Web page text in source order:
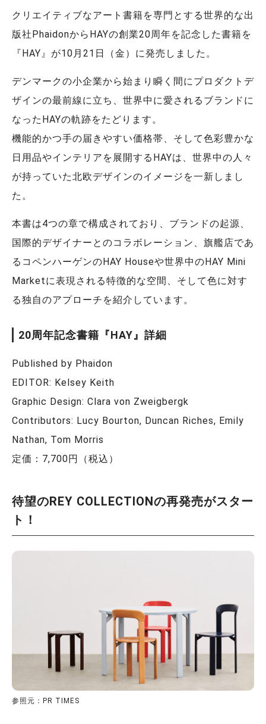
クリエイティブなアート書籍を専門とする世界的な出
版社PhaidonからHAYの創業20周年を記念した書籍を
『HAY』が10月21日（金）に発売しました。
デンマークの小企業から始まり瞬く間にプロダクトデ
ザインの最前線に立ち、世界中に愛されるブランドに
なったHAYの軌跡をたどります。
機能的かつ手の届きやすい価格帯、そして色彩豊かな
日用品やインテリアを展開するHAYは、世界中の人々
が持っていた北欧デザインのイメージを一新しまし
た。
本書は4つの章で構成されており、ブランドの起源、
国際的デザイナーとのコラボレーション、旗艦店であ
るコペンハーゲンのHAY Houseや世界中のHAY Mini
Marketに表現される特徴的な空間、そして色に対す
る独自のアプローチを紹介しています。
20周年記念書籍『HAY』詳細
Published by Phaidon
EDITOR: Kelsey Keith
Graphic Design: Clara von Zweigbergk
Contributors: Lucy Bourton, Duncan Riches, Emily
Nathan, Tom Morris
定価：7,700円（税込）
待望のREY COLLECTIONの再発売がスター
ト！
参照元：PR TIMES